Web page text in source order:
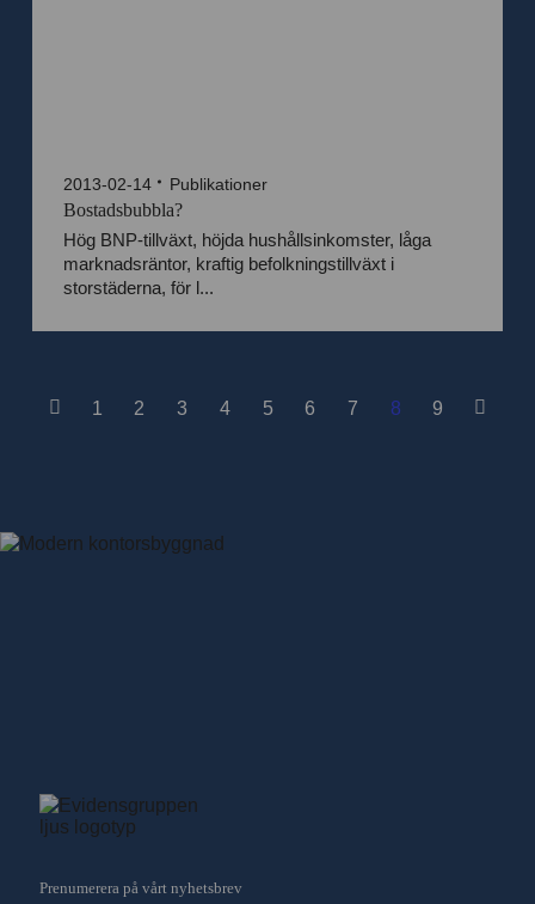
2013-02-14 Publikationer
Bostadsbubbla?
Hög BNP-tillväxt, höjda hushållsinkomster, låga
marknadsräntor, kraftig befolkningstillväxt i
storstäderna, för l...
1 2 3 4 5 6 7 8 9
Prenumerera på vårt nyhetsbrev